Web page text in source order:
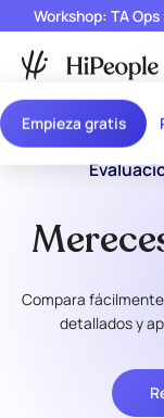
Empieza gratis
Workshop: TA
Compara
detallados y